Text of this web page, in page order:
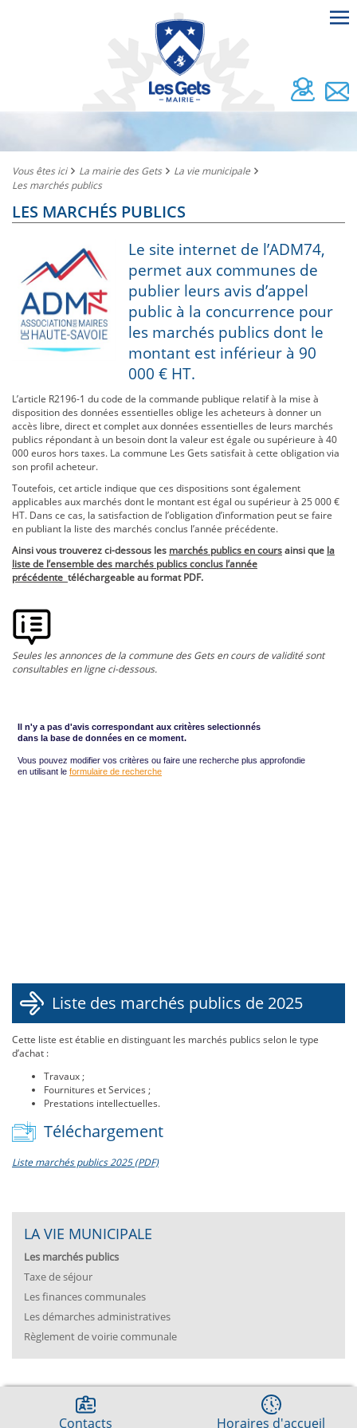
Vous êtes ici La mairie des Gets
La vie municipale
Les marchés publics
LES MARCHÉS PUBLICS
Le site internet de l’ADM74,
permet aux communes de
publier leurs avis d’appel
public à la concurrence pour
les marchés publics dont le
montant est inférieur à 90
000 € HT.
L’article R2196-1 du code de la commande publique relatif à la mise à
disposition des données essentielles oblige les acheteurs à donner un
accès libre, direct et complet aux données essentielles de leurs marchés
publics répondant à un besoin dont la valeur est égale ou supérieure à 40
000 euros hors taxes. La commune Les Gets satisfait à cette obligation via
son profil acheteur.
Toutefois, cet article indique que ces dispositions sont également
applicables aux marchés dont le montant est égal ou supérieur à 25 000 €
HT. Dans ce cas, la satisfaction de l’obligation d’information peut se faire
en publiant la liste des marchés conclus l’année précédente.
Ainsi vous trouverez ci-dessous les marchés publics en coursainsi que la
liste de l’ensemble des marchés publics conclus l’année
précédente téléchargeable au format PDF.
Seules les annonces de la commune des Gets en cours de validité sont
consultables en ligne ci-dessous.
Liste des marchés publics de 2025
Cette liste est établie en distinguant les marchés publics selon le type
d’achat :
Travaux ;
Fournitures et Services ;
Prestations intellectuelles.
Téléchargement
Liste marchés publics 2025 (PDF)
LA VIE MUNICIPALE
Les marchés publics
Taxe de séjour
Les finances communales
Les démarches administratives
Règlement de voirie communale
Contacts Horaires d'accueil